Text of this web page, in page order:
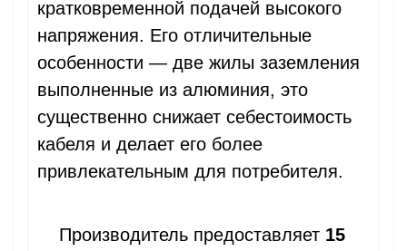
кратковременной подачей высокого
напряжения. Его отличительные
особенности — две жилы заземления
выполненные из алюминия, это
существенно снижает себестоимость
кабеля и делает его более
привлекательным для потребителя.
Производитель предоставляет 15